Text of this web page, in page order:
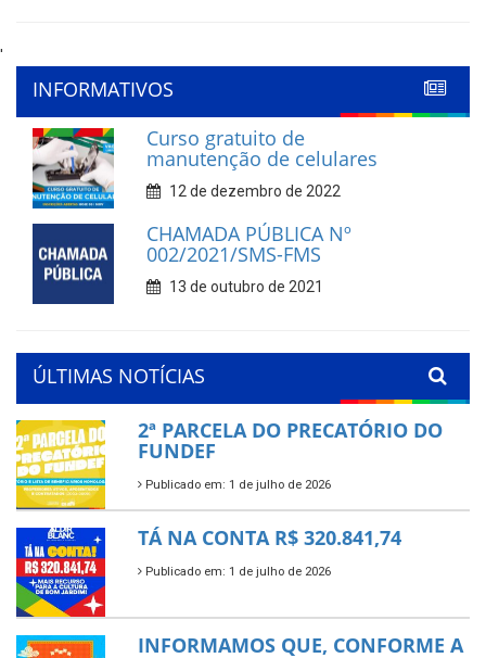
'
INFORMATIVOS
Curso gratuito de
manutenção de celulares
12 de dezembro de 2022
CHAMADA PÚBLICA Nº
002/2021/SMS-FMS
13 de outubro de 2021
ÚLTIMAS NOTÍCIAS
2ª PARCELA DO PRECATÓRIO DO
FUNDEF
Publicado em: 1 de julho de 2026
TÁ NA CONTA R$ 320.841,74
Publicado em: 1 de julho de 2026
INFORMAMOS QUE, CONFORME A